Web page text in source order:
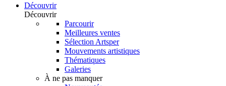
Découvrir
Découvrir
Parcourir
Meilleures ventes
Sélection Artsper
Mouvements artistiques
Thématiques
Galeries
À ne pas manquer